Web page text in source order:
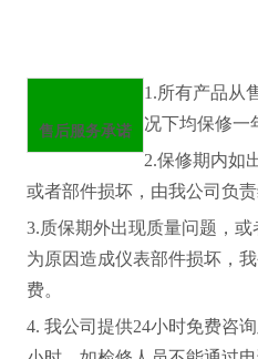
售后服务承诺
1.所有产品从售
况下均保修一年
2.保修期内如
或者部件损坏，由我公司负责
3.质保期外出现质量问题
为原因造成仪表部件损坏，
费。
4. 我公司提供24小时免费咨询